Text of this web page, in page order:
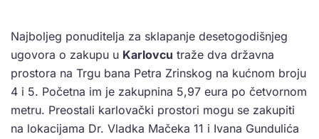
Najboljeg ponuditelja za sklapanje desetogodišnjeg
ugovora o zakupu u Karlovcu traže dva državna
prostora na Trgu bana Petra Zrinskog na kućnom broju
4 i 5. Početna im je zakupnina 5,97 eura po četvornom
metru. Preostali karlovački prostori mogu se zakupiti
na lokacijama Dr. Vladka Mačeka 11 i Ivana Gundulića